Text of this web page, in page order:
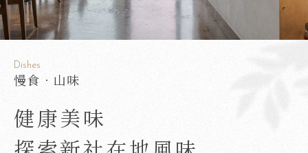
Dishes
慢食．山味
健康美味